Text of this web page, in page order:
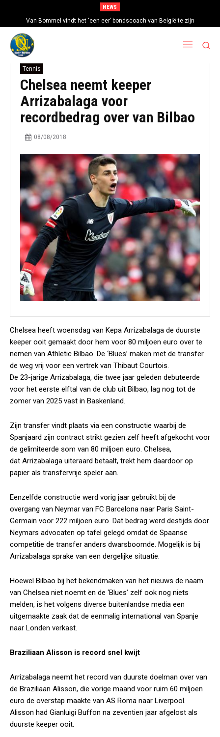
NEWS
Van Bommel vindt het ‘een eer’ bondscoach van België te zijn
Tennis
Chelsea neemt keeper
Arrizabalaga voor
recordbedrag over van Bilbao
08/08/2018
Chelsea heeft woensdag van Kepa Arrizabalaga de duurste
keeper ooit gemaakt door hem voor 80 miljoen euro over te
nemen van Athletic Bilbao. De ‘Blues’ maken met de transfer
de weg vrij voor een vertrek van Thibaut Courtois.
De 23-jarige Arrizabalaga, die twee jaar geleden debuteerde
voor het eerste elftal van de club uit Bilbao, lag nog tot de
zomer van 2025 vast in Baskenland.
Zijn transfer vindt plaats via een constructie waarbij de
Spanjaard zijn contract strikt gezien zelf heeft afgekocht voor
de gelimiteerde som van 80 miljoen euro. Chelsea,
dat Arrizabalaga uiteraard betaalt, trekt hem daardoor op
papier als transfervrije speler aan.
Eenzelfde constructie werd vorig jaar gebruikt bij de
overgang van Neymar van FC Barcelona naar Paris Saint-
Germain voor 222 miljoen euro. Dat bedrag werd destijds door
Neymars advocaten op tafel gelegd omdat de Spaanse
competitie de transfer anders dwarsboomde. Mogelijk is bij
Arrizabalaga sprake van een dergelijke situatie.
Hoewel Bilbao bij het bekendmaken van het nieuws de naam
van Chelsea niet noemt en de ‘Blues’ zelf ook nog niets
melden, is het volgens diverse buitenlandse media een
uitgemaakte zaak dat de eenmalig international van Spanje
naar Londen verkast.
Braziliaan Alisson is record snel kwijt
Arrizabalaga neemt het record van duurste doelman over van
de Braziliaan Alisson, die vorige maand voor ruim 60 miljoen
euro de overstap maakte van AS Roma naar Liverpool.
Alisson had Gianluigi Buffon na zeventien jaar afgelost als
duurste keeper ooit.